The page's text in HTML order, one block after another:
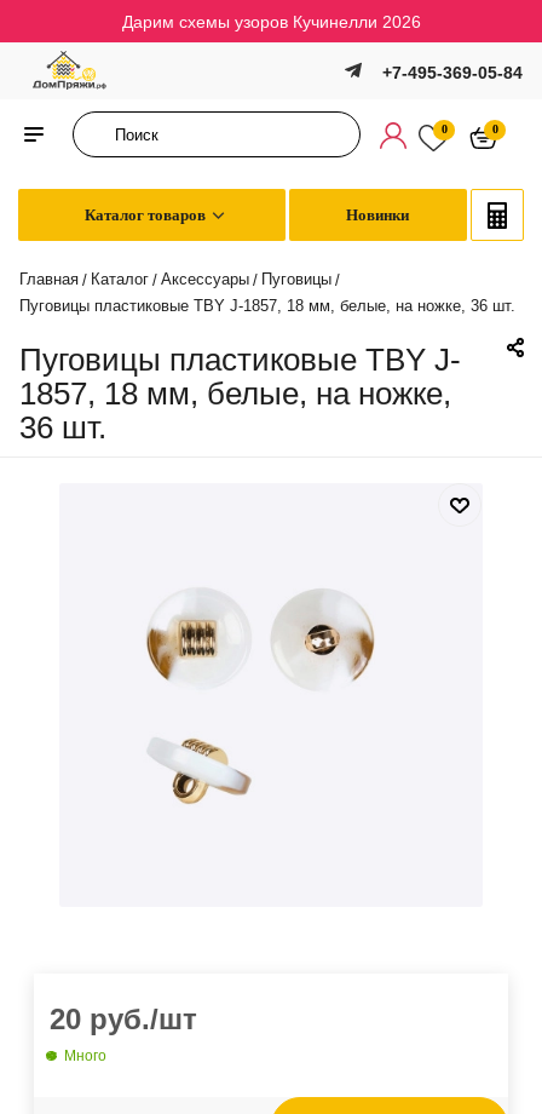
Дарим схемы узоров Кучинелли 2026
+7-495-369-05-84
0 0
Каталог товаров Новинки
Главная / Каталог / Аксессуары / Пуговицы /
Пуговицы пластиковые TBY J-1857, 18 мм, белые, на ножке, 36 шт.
Пуговицы пластиковые TBY J-
1857, 18 мм, белые, на ножке,
36 шт.
20 руб./шт
Много